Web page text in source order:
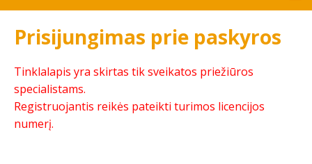
Prisijungimas prie paskyros
Tinklalapis yra skirtas tik sveikatos priežiūros
specialistams.
Registruojantis reikės pateikti turimos licencijos
numerį.